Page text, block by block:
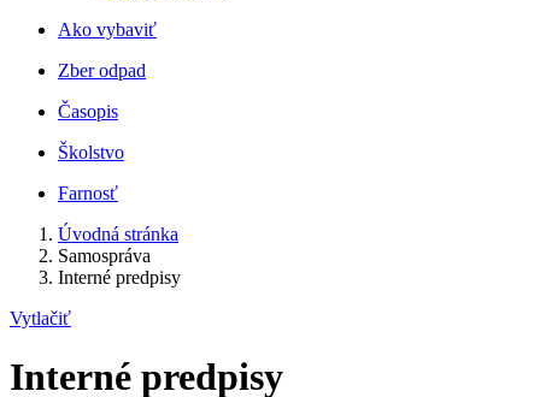
Ako vybaviť
Zber odpad
Časopis
Školstvo
Farnosť
Úvodná stránka
Samospráva
Interné predpisy
Vytlačiť
Interné predpisy